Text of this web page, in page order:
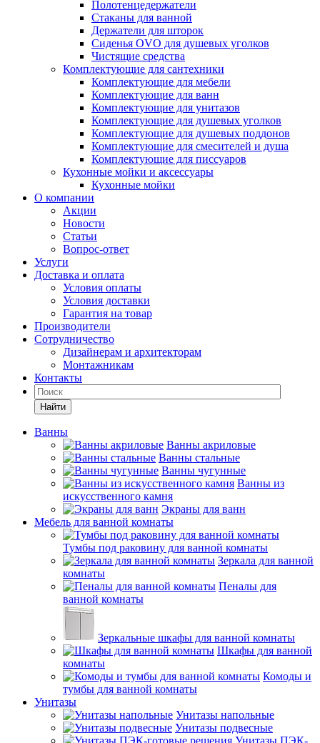
Полотенцедержатели
Стаканы для ванной
Держатели для шторок
Сиденья OVO для душевых уголков
Чистящие средства
Комплектующие для сантехники
Комплектующие для мебели
Комплектующие для ванн
Комплектующие для унитазов
Комплектующие для душевых уголков
Комплектующие для душевых поддонов
Комплектующие для смесителей и душа
Комплектующие для писсуаров
Кухонные мойки и аксессуары
Кухонные мойки
О компании
Акции
Новости
Статьи
Вопрос-ответ
Услуги
Доставка и оплата
Условия оплаты
Условия доставки
Гарантия на товар
Производители
Сотрудничество
Дизайнерам и архитекторам
Монтажникам
Контакты
Найти
Ванны
Ванны акриловые
Ванны стальные
Ванны чугунные
Ванны из
искусственного камня
Экраны для ванн
Мебель для ванной комнаты
Тумбы под раковину для ванной комнаты
Зеркала для ванной
комнаты
Пеналы для
ванной комнаты
Зеркальные шкафы для ванной комнаты
Шкафы для ванной
комнаты
Комоды и
тумбы для ванной комнаты
Унитазы
Унитазы напольные
Унитазы подвесные
Унитазы ПЭК-